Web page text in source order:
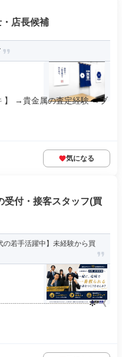
店長候補
】 →貴金属の査定経験 →ブ
気になる
受付・接客スタッフ(買
の若手活躍中】未経験から買
《